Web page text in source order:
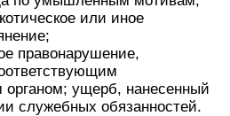
или иное
правонарушение,
органом; ущерб, нанесенный
служебных обязанностей.